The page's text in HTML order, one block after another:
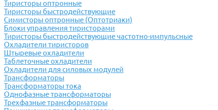
Тиристоры оптронные
Тиристоры быстродействующие
Симисторы оптронные (Оптотриаки)
Блоки управления тиристорами
Тиристоры быстродействующие частотно-импульсные
Охладители тиристоров
Штыревые охладители
Таблеточные охладители
Охладители для силовых модулей
Трансформаторы
Трансформаторы тока
Однофазные трансформаторы
Трехфазные трансформаторы